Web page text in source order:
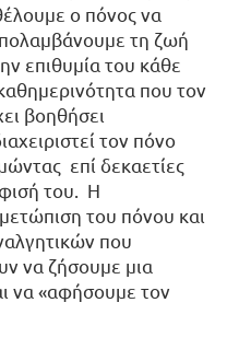
ο πόνος να
τη ζωή
επιθυμία του κάθε
που τον
βοηθήσει
τον πόνο
επί δεκαετίες
του. Η
του πόνου και
που
να ζήσουμε μια
να «αφήσουμε τον